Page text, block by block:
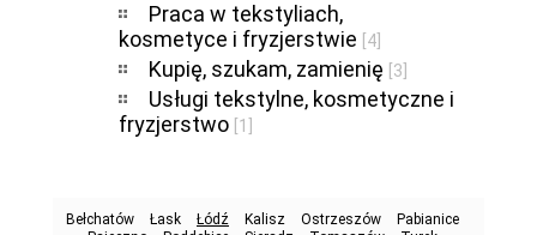
Praca w tekstyliach,
kosmetyce i fryzjerstwie
[4]
Kupię, szukam, zamienię [3]
Usługi tekstylne, kosmetyczne i
fryzjerstwo [1]
Bełchatów Łask Łódź Kalisz Ostrzeszów
Pabianice